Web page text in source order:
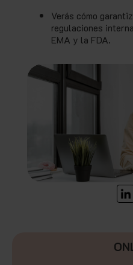
Verás cómo
regulaciones
EMA y la FDA.